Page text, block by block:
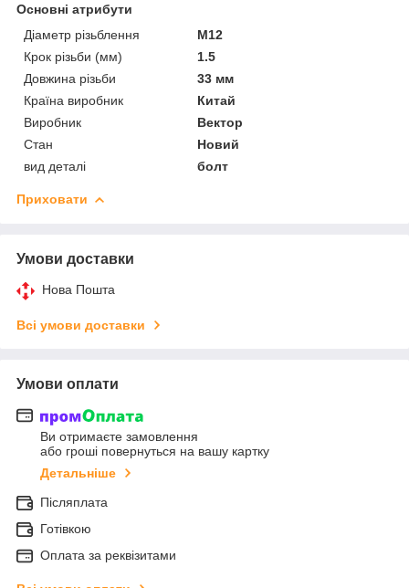
Основні атрибути
Діаметр різьблення
M12
Крок різьби (мм)
1.5
Довжина різьби
33 мм
Країна виробник
Китай
Виробник
Вектор
Стан
Новий
вид деталі
болт
Приховати
Умови доставки
Нова Пошта
Всі умови доставки
Умови оплати
Ви отримаєте замовлення
або гроші повернуться на вашу картку
Детальніше
Післяплата
Готівкою
Оплата за реквізитами